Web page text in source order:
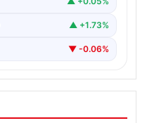
▲ +1.73%
▼ -0.06%